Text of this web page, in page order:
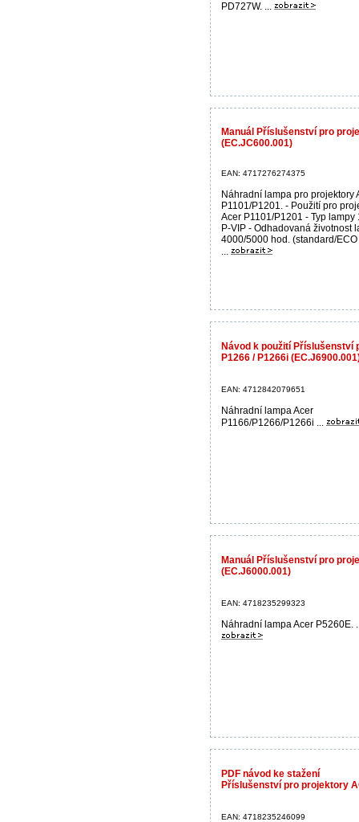
PD727W. ...
Manuál Příslušenství pro
(EC.JC600.001)
EAN: 4717276274375
Náhradní lampa pro projektory
P1101/P1201. - Použití pro
Acer P1101/P1201 - Typ lampy
P-VIP - Odhadovaná životnost
4000/5000 hod. (standard/
...
Návod k použití Příslušenství
P1266 / P1266i
EAN: 4712842079651
Náhradní lampa Acer
P1166/P1266/P1266i ...
Manuál Příslušenství pro
(EC.J6000.001)
EAN: 4718235299323
Náhradní lampa Acer P5260E.
PDF návod ke stažení
Příslušenství pro projektory
EAN: 4718235246099